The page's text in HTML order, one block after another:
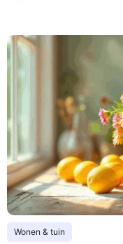
Wonen & tuin